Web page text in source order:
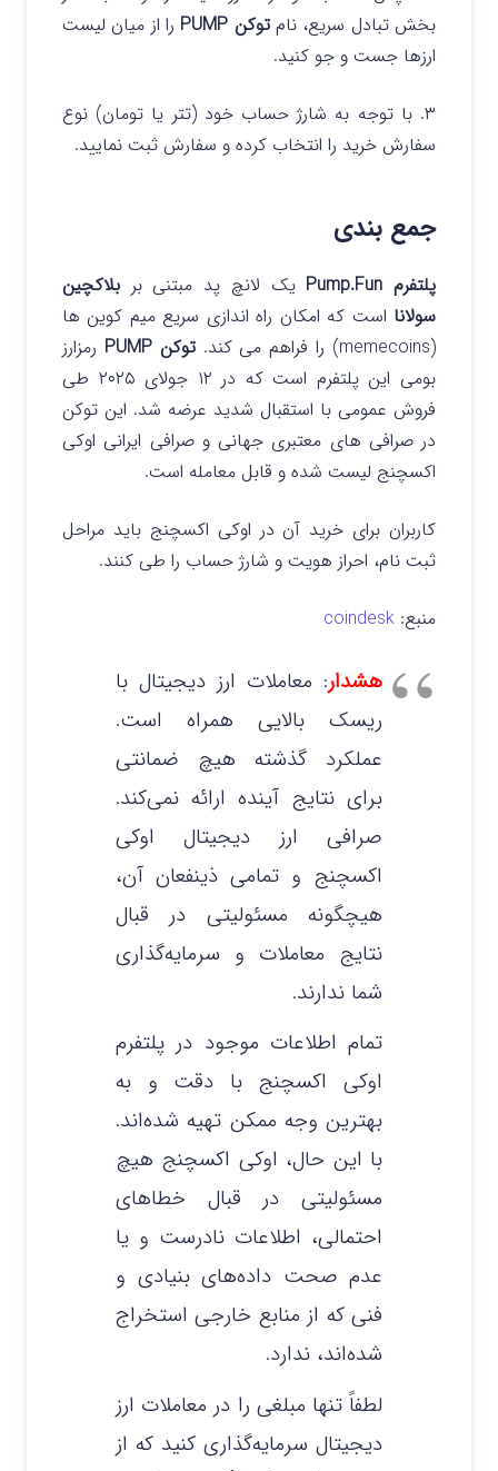
بخش تبادل سریع، نامتوکن PUMP
را از میان لیست
ارزها جست و جو کنید.
۳. با توجه به شارژ حساب خود (تتر یا تومان) نوع
سفارش خرید را انتخاب کرده و سفارش ثبت نمایید.
جمع بندی
پلتفرم Pump.Fun یک لانچ‌ پد مبتنی بر بلاکچین
سولانا است که امکان راه‌ اندازی سریع میم‌ کوین‌ ها
(memecoins) را فراهم می‌ کند.
توکن PUMP
رمزارز
بومی این پلتفرم است که در ۱۲ جولای ۲۰۲۵ طی
فروش عمومی با استقبال شدید عرضه شد. این توکن
در صرافی‌ های معتبری جهانی و صرافی ایرانی اوکی
اکسچنج لیست شده و قابل معامله است.
کاربران برای خرید آن در اوکی اکسچنج باید مراحل
ثبت‌ نام، احراز هویت و شارژ حساب را طی کنند.
منبع: coindesk
هشدار: معاملات ارز دیجیتال با
ریسک بالایی همراه است.
عملکرد گذشته هیچ ضمانتی
برای نتایج آینده ارائه نمی‌کند.
صرافی ارز دیجیتال اوکی
اکسچنج و تمامی ذینفعان آن،
هیچگونه مسئولیتی در قبال
نتایج معاملات و سرمایه‌گذاری
شما ندارند.
تمام اطلاعات موجود در پلتفرم
اوکی اکسچنج با دقت و به
بهترین وجه ممکن تهیه شده‌اند.
با این حال، اوکی اکسچنج هیچ
مسئولیتی در قبال خطاهای
احتمالی، اطلاعات نادرست و یا
عدم صحت داده‌های بنیادی و
فنی که از منابع خارجی استخراج
شده‌اند، ندارد.
لطفاً تنها مبلغی را در معاملات ارز
دیجیتال سرمایه‌گذاری کنید که از